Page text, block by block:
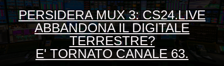
PERSIDERA MUX 3: CS24.LIVE
ABBANDONA IL DIGITALE
TERRESTRE?
E' TORNATO CANALE 63.